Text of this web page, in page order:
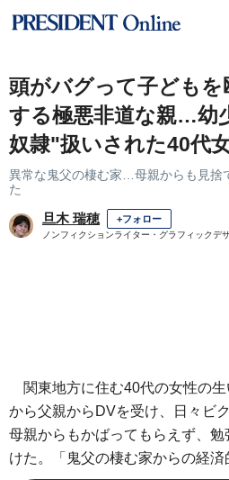
頭がバグって子どもを
する極悪非道な親…幼
奴隷"扱いされた40代
異常な鬼父の棲む家…母親からも見捨
た
旦木 瑞穂 +フォロー
ノンフィクションライター・グラフィックデ
関東地方に住む40代の女性の
から父親からDVを受け、日々ビ
母親からもかばってもらえず、
けた。「鬼父の棲む家からの経